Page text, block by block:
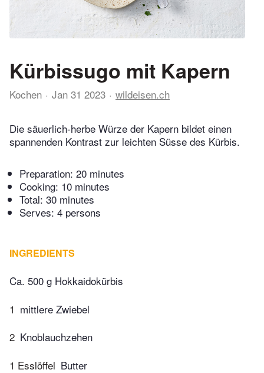
Kürbissugo mit Kapern
Kochen Jan 31 2023 wildeisen.ch
Die säuerlich-herbe Würze der Kapern bildet einen
spannenden Kontrast zur leichten Süsse des Kürbis.
Preparation: 20 minutes
Cooking: 10 minutes
Total: 30 minutes
Serves: 4 persons
INGREDIENTS
Ca. 500 g Hokkaidokürbis
1 mittlere Zwiebel
2 Knoblauchzehen
1 Esslöffel Butter